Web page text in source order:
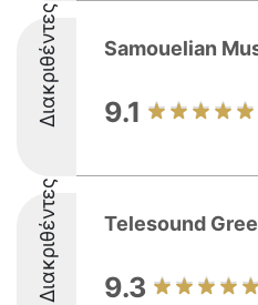
Διακριθέντες Samouelian
9.1
Διακριθέντες Telesound
9.3